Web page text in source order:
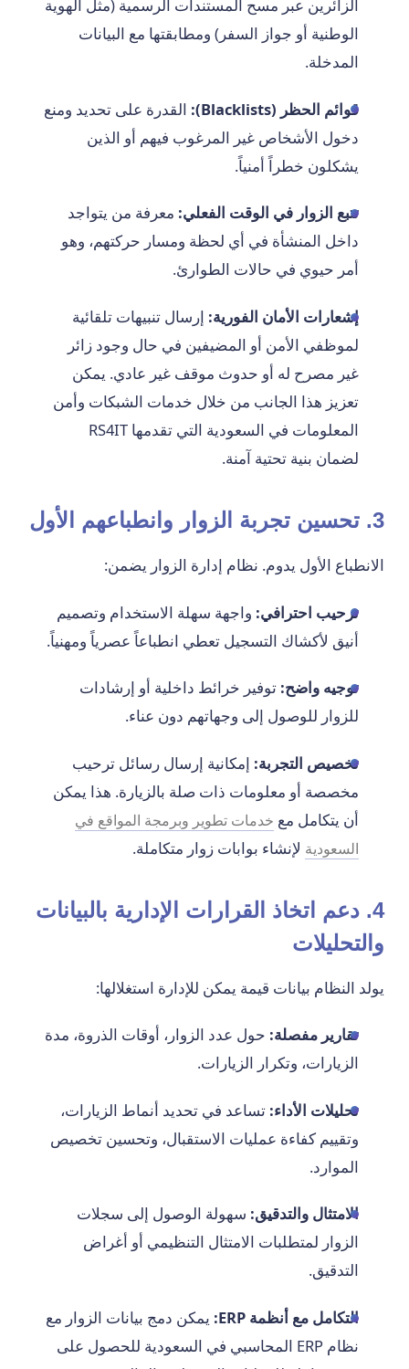
الزائرين عبر مسح المستندات الرسمية (مثل الهوية
الوطنية أو جواز السفر) ومطابقتها مع البيانات
المدخلة.
قوائم الحظر (Blacklists):
القدرة على تحديد ومنع
دخول الأشخاص غير المرغوب فيهم أو الذين
يشكلون خطراً أمنياً.
تتبع الزوار في الوقت الفعلي: معرفة من يتواجد
داخل المنشأة في أي لحظة ومسار حركتهم، وهو
أمر حيوي في حالات الطوارئ.
إشعارات الأمان الفورية: إرسال تنبيهات تلقائية
لموظفي الأمن أو المضيفين في حال وجود زائر
غير مصرح له أو حدوث موقف غير عادي. يمكن
تعزيز هذا الجانب من خلال خدمات الشبكات وأمن
المعلومات في السعودية التي تقدمها RS4IT
لضمان بنية تحتية آمنة.
3. تحسين تجربة الزوار وانطباعهم الأول
الانطباع الأول يدوم. نظام إدارة الزوار يضمن:
ترحيب احترافي: واجهة سهلة الاستخدام وتصميم
أنيق لأكشاك التسجيل تعطي انطباعاً عصرياً ومهنياً.
توجيه واضح: توفير خرائط داخلية أو إرشادات
للزوار للوصول إلى وجهاتهم دون عناء.
تخصيص التجربة: إمكانية إرسال رسائل ترحيب
مخصصة أو معلومات ذات صلة بالزيارة. هذا يمكن
أن يتكامل مع خدمات تطوير وبرمجة المواقع في
السعودية لإنشاء بوابات زوار متكاملة.
4. دعم اتخاذ القرارات الإدارية بالبيانات
والتحليلات
يولد النظام بيانات قيمة يمكن للإدارة استغلالها:
تقارير مفصلة: حول عدد الزوار، أوقات الذروة، مدة
الزيارات، وتكرار الزيارات.
تحليلات الأداء: تساعد في تحديد أنماط الزيارات،
وتقييم كفاءة عمليات الاستقبال، وتحسين تخصيص
الموارد.
الامتثال والتدقيق: سهولة الوصول إلى سجلات
الزوار لمتطلبات الامتثال التنظيمي أو أغراض
التدقيق.
التكامل مع أنظمة ERP:
يمكن دمج بيانات الزوار مع
نظام ERP المحاسبي في السعودية للحصول على